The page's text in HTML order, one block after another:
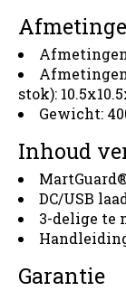
stok):
Gewicht:
Inhoud
DC/USB
3-delige te
Garantie